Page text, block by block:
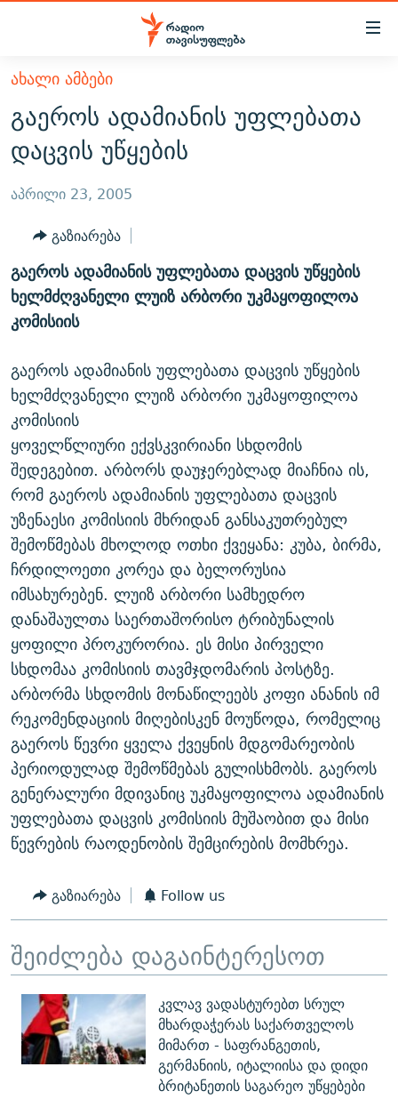
Accessibility
მთავარ
შინაარსზე
დაბრუნება
მთავარ
დაბრუნება
ძიებაზე
დაბრუნება
ᲐᲮᲐᲚᲘ ᲐᲛᲑᲔᲑᲘ
ᲗᲔᲛᲔᲑᲘ
ᲞᲝᲚᲘᲢᲘᲙᲐ
ᲔᲙᲝᲜᲝᲛᲘᲙᲐ
ᲡᲐᲖᲝᲒᲐᲓᲝᲔᲑᲐ
ᲡᲞᲝᲠᲢᲘ
ᲕᲘᲓᲔᲝ
ᲑᲚᲝᲒᲔᲑᲘ
ᲞᲝᲓᲙᲐᲡᲢᲔᲑᲘ
ᲜᲘᲙᲝᲡ ᲞᲝᲓᲙᲐᲡᲢᲘ
60 ᲓᲔᲪᲘᲑᲔᲚᲘ
ᲓᲘᲚᲘᲡ ᲡᲐᲣᲑᲠᲔᲑᲘ
ᲛᲝᲚᲐᲞᲐᲠᲐᲙᲔ ᲢᲔᲥᲡᲢᲔᲑᲘ
ᲨᲘᲜ - ᲣᲪᲮᲝᲔᲗᲨᲘ
ᲚᲘᲢᲔᲠᲐᲢᲣᲠᲣᲚᲘ ᲬᲐᲮᲜᲐᲒᲔᲑᲘ
ᲐᲛᲔᲠᲘᲙᲣᲚᲘ ᲛᲝᲗᲮᲠᲝᲑᲐ
ᲘᲛᲞᲔᲠᲘᲐ ᲓᲐ ᲠᲐᲓᲘᲝ
ᲗᲐᲕᲘᲡᲣᲤᲚᲔᲑᲘᲡ ᲛᲝᲜᲘᲢᲝᲠᲘ
ᲤᲔᲜᲝᲕᲐᲜᲘ - 2.10
ᲗᲥᲕᲔᲜᲘ ᲞᲣᲑᲚᲘᲙᲐᲪᲘᲔᲑᲘ
ᲞᲠᲝᲔᲥᲢᲔᲑᲘ
ᲓᲐᲛᲝᲣᲙᲘᲓᲔᲑᲚᲝᲑᲘᲡ 100 ᲬᲔᲚᲘ
ᲩᲔᲛᲘ ᲡᲘᲙᲕᲓᲘᲚᲘᲡ ᲛᲘᲖᲔᲖᲘᲐ COVID-19
11 ᲬᲔᲚᲘ - 11 ᲐᲛᲑᲐᲕᲘ
ᲡᲐᲞᲐᲠᲚᲐᲛᲔᲜᲢᲝ ᲐᲠᲩᲔᲕᲜᲔᲑᲘᲡ ᲘᲡᲢᲝᲠᲘᲐ
ᲑᲐᲕᲨᲕᲔᲑᲘ ᲞᲠᲝᲡᲢᲘᲢᲣᲪᲘᲐᲨᲘ - ᲐᲛᲝᲣᲗᲥᲛᲔᲚᲘ ᲐᲛᲑᲐᲕᲘ
5 ᲐᲛᲑᲐᲕᲘ - 20 ᲘᲕᲜᲘᲡᲡ ᲓᲐᲨᲐᲕᲔᲑᲣᲚᲔᲑᲘ
ᲐᲒᲕᲘᲡᲢᲝᲡ ᲝᲛᲘ
ПРИВЕТ ᲙᲣᲚᲢᲣᲠᲐ
ЭХО КАВКАЗА
ᲒᲐᲛᲝᲘᲬᲔᲠᲔ
რთე/რთ-ის ყველა საიტი
ᲐᲮᲐᲚᲘ ᲐᲛᲑᲔᲑᲘ
გაეროს ადამიანის უფლებათა
დაცვის უწყების
აპრილი 23, 2005
გაზიარება
გაეროს ადამიანის უფლებათა დაცვის უწყების
ხელმძღვანელი ლუიზ არბორი უკმაყოფილოა
კომისიის
გაეროს ადამიანის უფლებათა დაცვის უწყების
ხელმძღვანელი ლუიზ არბორი უკმაყოფილოა
კომისიის
ყოველწლიური ექვსკვირიანი სხდომის
შედეგებით. არბორს დაუჯერებლად მიაჩნია ის,
რომ გაეროს ადამიანის უფლებათა დაცვის
უზენაესი კომისიის მხრიდან განსაკუთრებულ
შემოწმებას მხოლოდ ოთხი ქვეყანა: კუბა, ბირმა,
ჩრდილოეთი კორეა და ბელორუსია
იმსახურებენ. ლუიზ არბორი სამხედრო
დანაშაულთა საერთაშორისო ტრიბუნალის
ყოფილი პროკურორია. ეს მისი პირველი
სხდომაა კომისიის თავმჯდომარის პოსტზე.
არბორმა სხდომის მონაწილეებს კოფი ანანის იმ
რეკომენდაციის მიღებისკენ მოუწოდა, რომელიც
გაეროს წევრი ყველა ქვეყნის მდგომარეობის
პერიოდულად შემოწმებას გულისხმობს. გაეროს
გენერალური მდივანიც უკმაყოფილოა ადამიანის
უფლებათა დაცვის კომისიის მუშაობით და მისი
წევრების რაოდენობის შემცირების მომხრეა.
გაზიარება Follow us
შეიძლება დაგაინტერესოთ
კვლავ ვადასტურებთ სრულ
მხარდაჭერას საქართველოს
მიმართ - საფრანგეთის,
გერმანიის, იტალიისა და დიდი
ბრიტანეთის საგარეო უწყებები